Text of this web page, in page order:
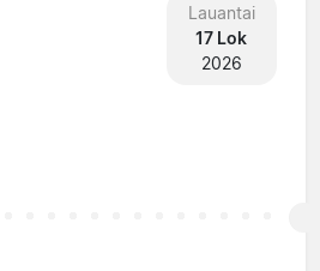
Lauantai
17 Lok
2026